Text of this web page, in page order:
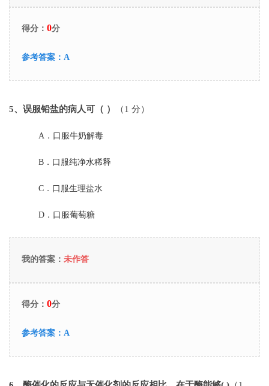
得分： 0分
参考答案： A
5、误服铅盐的病人可（ ） （1 分）
A． 口服牛奶解毒
B． 口服纯净水稀释
C． 口服生理盐水
D． 口服葡萄糖
我的答案： 未作答
得分： 0分
参考答案： A